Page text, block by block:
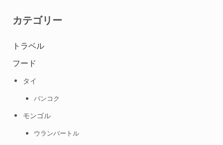
カテゴリー
トラベル
フード
タイ
バンコク
モンゴル
ウランバートル